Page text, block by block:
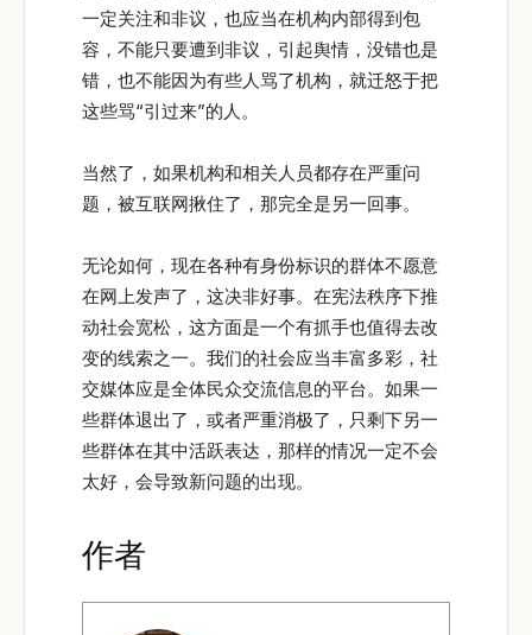
一定关注和非议，也应当在机构内部得到包
容，不能只要遭到非议，引起舆情，没错也是
错，也不能因为有些人骂了机构，就迁怒于把
这些骂“引过来”的人。
当然了，如果机构和相关人员都存在严重问
题，被互联网揪住了，那完全是另一回事。
无论如何，现在各种有身份标识的群体不愿意
在网上发声了，这决非好事。在宪法秩序下推
动社会宽松，这方面是一个有抓手也值得去改
变的线索之一。我们的社会应当丰富多彩，社
交媒体应是全体民众交流信息的平台。如果一
些群体退出了，或者严重消极了，只剩下另一
些群体在其中活跃表达，那样的情况一定不会
太好，会导致新问题的出现。
作者